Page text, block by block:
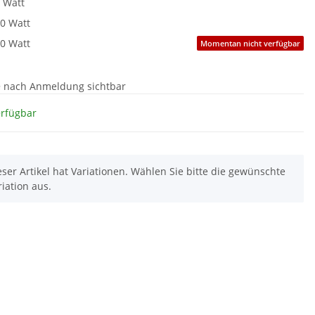
Watt
Watt
Momentan nicht verfügbar
nach Anmeldung sichtbar
Artikel hat Variationen. Wählen Sie bitte die gewünschte
aus.